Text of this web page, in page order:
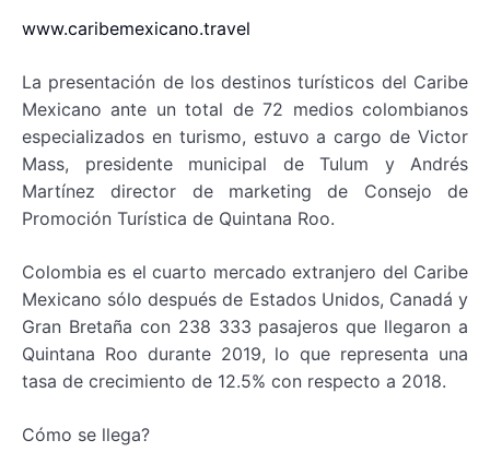
www.caribemexicano.travel
La presentación de los destinos turísticos del Caribe
Mexicano ante un total de 72 medios colombianos
especializados en turismo, estuvo a cargo de Victor
Mass, presidente municipal de Tulum y Andrés
Martínez director de marketing de Consejo de
Promoción Turística de Quintana Roo.
Colombia es el cuarto mercado extranjero del Caribe
Mexicano sólo después de Estados Unidos, Canadá y
Gran Bretaña con 238 333 pasajeros que llegaron a
Quintana Roo durante 2019, lo que representa una
tasa de crecimiento de 12.5% con respecto a 2018.
Cómo se llega?